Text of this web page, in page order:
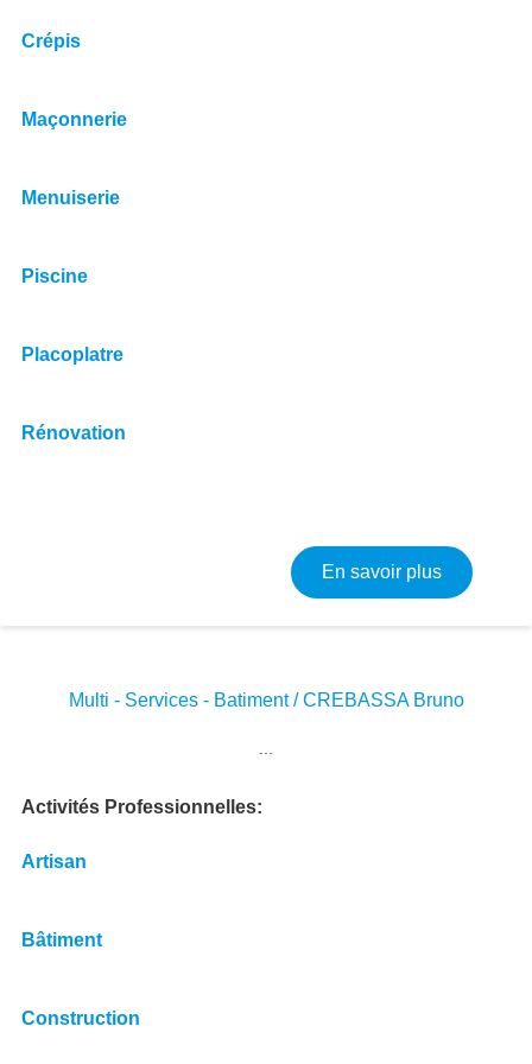
Crépis
Maçonnerie
Menuiserie
Piscine
Placoplatre
Rénovation
En savoir plussur
Multi - Services - Batiment / CREBASSA Bruno
Activités Professionnelles
Artisan
Bâtiment
Construction